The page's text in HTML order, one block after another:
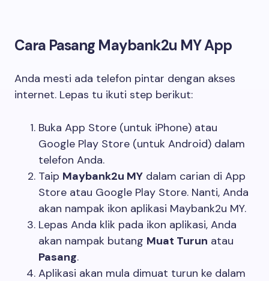
Cara Pasang Maybank2u MY App
Anda mesti ada telefon pintar dengan akses
internet. Lepas tu ikuti step berikut:
Buka App Store (untuk iPhone) atau
Google Play Store (untuk Android) dalam
telefon Anda.
Taip Maybank2u MY dalam carian di App
Store atau Google Play Store. Nanti, Anda
akan nampak ikon aplikasi Maybank2u MY.
Lepas Anda klik pada ikon aplikasi, Anda
akan nampak butang Muat Turun atau
Pasang.
Aplikasi akan mula dimuat turun ke dalam